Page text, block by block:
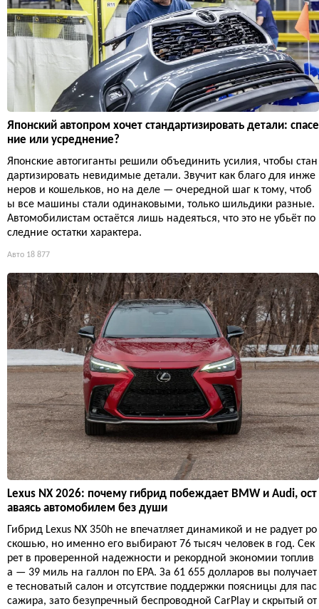
Японский автопром хочет стандартизировать детали: спасе
ние или усреднение?
Японские автогиганты решили объединить усилия, чтобы стан
дартизировать невидимые детали. Звучит как благо для инже
неров и кошельков, но на деле — очередной шаг к тому, чтоб
ы все машины стали одинаковыми, только шильдики разные.
Автомобилистам остаётся лишь надеяться, что это не убьёт по
следние остатки характера.
Авто 18 877
Lexus NX 2026: почему гибрид побеждает BMW и Audi, ост
аваясь автомобилем без души
Гибрид Lexus NX 350h не впечатляет динамикой и не радует ро
скошью, но именно его выбирают 76 тысяч человек в год. Сек
рет в проверенной надежности и рекордной экономии топлив
а — 39 миль на галлон по EPA. За 61 655 долларов вы получает
е тесноватый салон и отсутствие поддержки поясницы для пас
сажира, зато безупречный беспроводной CarPlay и скрытый от